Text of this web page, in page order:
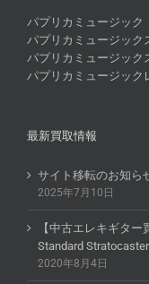
パプリカミュージック
パプリカミュージック
パプリカミュージック
パプリカミュージック
最新買取情報
サイト移転のお知ら
2025年7月10日
【中古エレキギタ
Standard
2020年8月4日